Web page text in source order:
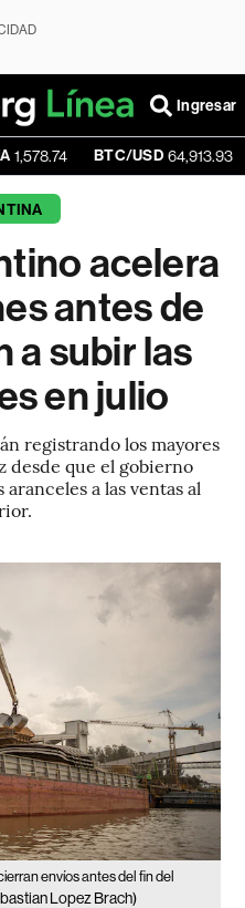
Ingresar
BTC/USD 64,913.93 -0.19%
acelera
antes de
a subir las
en julio
registrando los mayores
desde que el gobierno
a las ventas al
envíos antes del fin del
Lopez Brach)